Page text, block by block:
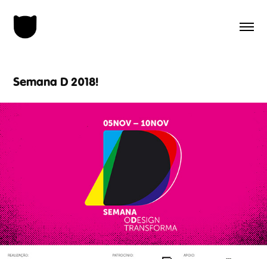
Semana D 2018!